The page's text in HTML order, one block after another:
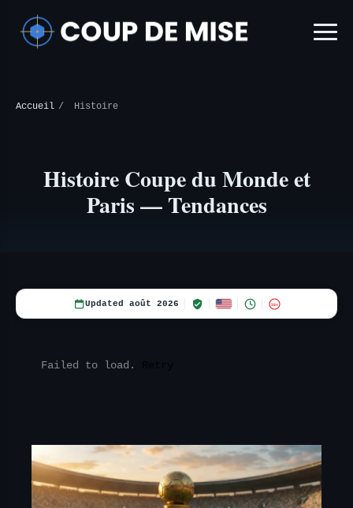
Accueil / Histoire
Histoire Coupe du Monde et
Paris — Tendances
Updated août 2026 18+
Failed to load.